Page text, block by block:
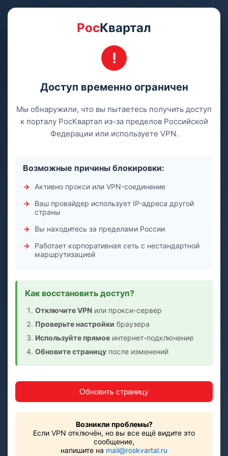
РосКвартал
Доступ временно ограничен
Мы обнаружили, что вы пытаетесь получить доступ
к порталу РосКвартал из-за пределов Российской
Федерации или используете VPN.
Возможные причины блокировки:
Активно прокси или VPN-соединение
Ваш провайдер использует IP-адреса другой
страны
Вы находитесь за пределами России
Работает корпоративная сеть с нестандартной
маршрутизацией
Как восстановить доступ?
Отключите VPN или прокси-сервер
Проверьте настройки браузера
Используйте прямое интернет-подключение
Обновите страницу после изменений
Обновить страницу
Возникли проблемы?
Если VPN отключён, но вы все ещё видите это
сообщение,
напишите на mail@roskvartal.ru